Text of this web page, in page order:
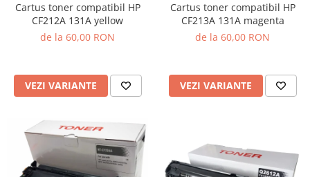
Cartus toner compatibil HP
CF212A 131A yellow
de la 60,00 RON
VEZI VARIANTE
Cartus toner compatibil HP
CF213A 131A magenta
de la 60,00 RON
VEZI VARIANTE